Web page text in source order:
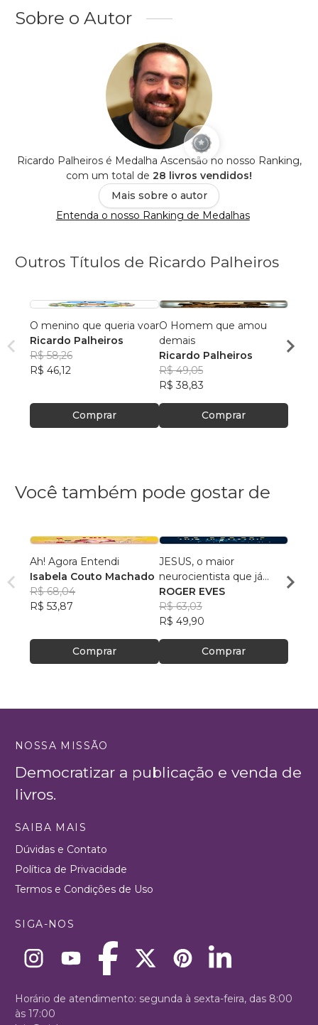
Sobre o Autor
Ricardo Palheiros é Medalha Ascensão no nosso Ranking,
com um total de 28 livros vendidos!
Mais sobre o autor
Entenda o nosso Ranking de Medalhas
Outros Títulos de Ricardo Palheiros
O menino que queria voar
Ricardo Palheiros
R$ 58,26
R$ 46,12
Comprar
O Homem que amou
demais
Ricardo Palheiros
R$ 49,05
R$ 38,83
Comprar
R$
Você também pode gostar de
Ah! Agora Entendi
Isabela Couto Machado
R$ 68,04
R$ 53,87
Comprar
JESUS, o maior
neurocientista que já
existiu!
ROGER EVES
R$ 63,03
R$ 49,90
Comprar
R$
NOSSA MISSÃO
Democratizar a publicação e venda de
livros.
SAIBA MAIS
Dúvidas e Contato
Política de Privacidade
Termos e Condições de Uso
SIGA-NOS
Horário de atendimento: segunda à sexta-feira, das 8:00
às 17:00